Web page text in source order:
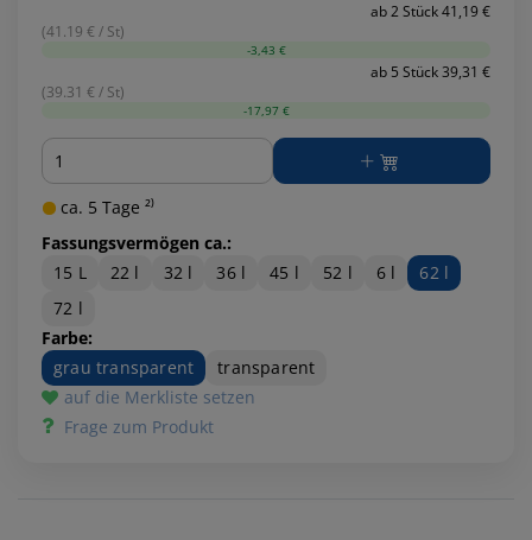
ab 2 Stück 41,19 €
(41.19 € / St)
-3,43 €
ab 5 Stück 39,31 €
(39.31 € / St)
-17,97 €
Menge
ca. 5 Tage ²⁾
Fassungsvermögen ca.:
15 L
22 l 32 l 36 l 45 l 52 l 6 l
62 l
72 l
Farbe:
grau transparent
transparent
auf die Merkliste setzen
Frage zum Produkt